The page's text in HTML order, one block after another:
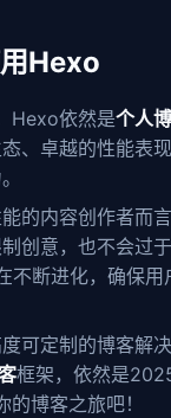
Hexo
Hexo依然是个人
、卓越的性能表
的内容创作者而
创意，也不会过
不断进化，确保
可定制的博客解
框架，依然是
的博客之旅吧！